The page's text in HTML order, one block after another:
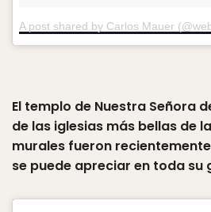
A post shared by Carlos Mauer
El templo de Nuestra Señora
de las iglesias más bellas de
murales fueron
se puede apreciar en toda su